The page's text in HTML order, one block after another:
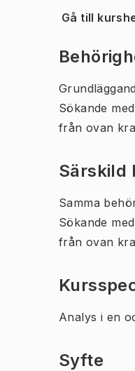
Gå till
(Öppnas i
Sökande
från ovan
Särskild
Samma
Sökande
från ovan
Analys i en
Syfte